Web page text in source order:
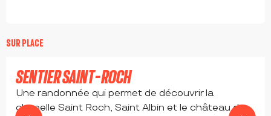
SUR PLACE
SENTIER SAINT-ROCH
Une randonnée qui permet de découvrir la
chapelle Saint Roch, Saint Albin et le château de